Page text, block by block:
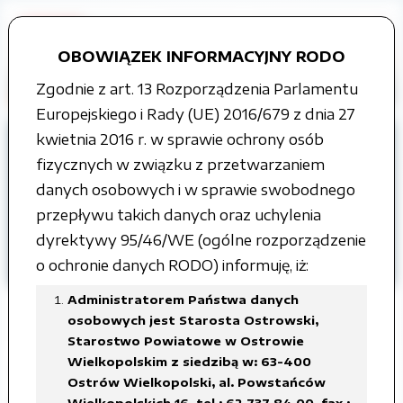
OBOWIĄZEK INFORMACYJNY RODO
Zgodnie z art. 13 Rozporządzenia Parlamentu
Europejskiego i Rady (UE) 2016/679 z dnia 27
kwietnia 2016 r. w sprawie ochrony osób
fizycznych w związku z przetwarzaniem
danych osobowych i w sprawie swobodnego
przepływu takich danych oraz uchylenia
dyrektywy 95/46/WE (ogólne rozporządzenie
o ochronie danych RODO) informuję, iż:
Administratorem Państwa danych
osobowych jest Starosta Ostrowski,
Starostwo Powiatowe w Ostrowie
Wielkopolskim z siedzibą w: 63-400
Ostrów Wielkopolski, al. Powstańców
Strona główna
Grupy tematyczne
Informacja o środowisku i jego ochronie
Instalacje wytwarzające pola
elektromagnetyczne
Gmina Sośnie
Zgłoszenie instalacji wytwarzającej